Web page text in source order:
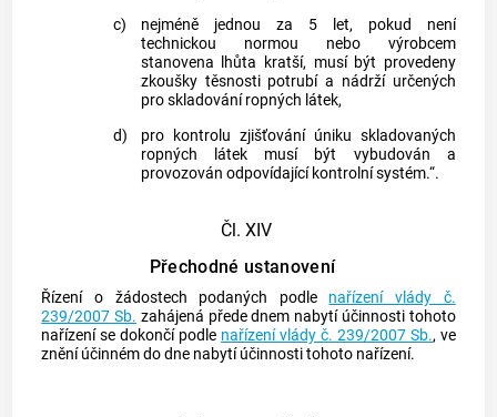
c)
nejméně jednou za 5 let, pokud není
technickou normou nebo výrobcem
stanovena lhůta kratší, musí být provedeny
zkoušky těsnosti potrubí a nádrží určených
pro skladování ropných látek,
d)
pro kontrolu zjišťování úniku skladovaných
ropných látek musí být vybudován a
provozován odpovídající kontrolní systém.“.
Čl. XIV
Přechodné ustanovení
Řízení o žádostech podaných podle nařízení vlády č.
239/2007 Sb. zahájená přede dnem nabytí účinnosti tohoto
nařízení se dokončí podle nařízení vlády č. 239/2007 Sb., ve
znění účinném do dne nabytí účinnosti tohoto nařízení.